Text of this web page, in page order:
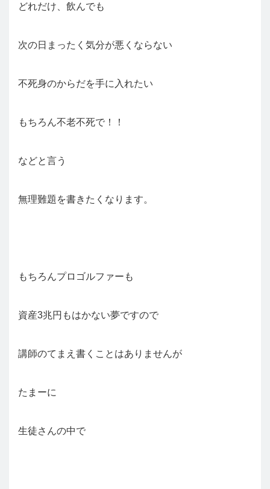
どれだけ、飲んでも
次の日まったく気分が悪くならない
不死身のからだを手に入れたい
もちろん不老不死で！！
などと言う
無理難題を書きたくなります。
もちろんプロゴルファーも
資産3兆円もはかない夢ですので
講師のてまえ書くことはありませんが
たまーに
生徒さんの中で